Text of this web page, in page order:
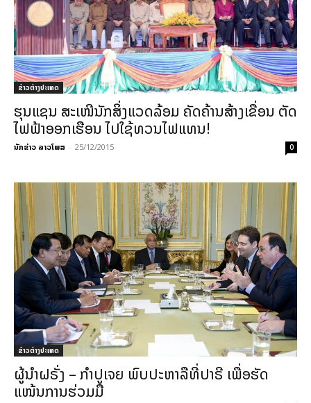
ຂ່າວຕ່າງປະເທດ
ຮຸນແຊນ ສະເໜີນັກສິ່ງແວດລ້ອມ ຄັດຄ້ານສ້າງເຂື່ອນ ຕັດ
ໄຟຟ້າອອກເຮືອນ ໄປໃຊ້ທວນໄຟແທນ!
ນັກຂ່າວ ລາວໂພສ - 25/12/2015 0
ຂ່າວຕ່າງປະເທດ
ຜູ້ນຳຝຣັ່ງ – ກຳປູເຈຍ ພົບປະຫາລືທີ່ປາຣີ ເພື່ອຮັດ
ແໜ້ນການຮ່ວມມື